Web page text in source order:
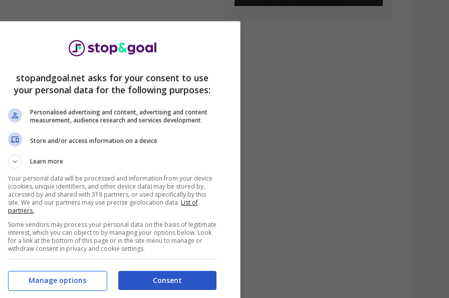
un colpo a centrocampo dal momento che come
gli addii di
questo colpo può arrivare da ogni reparto. Ed
, la Roma starebbe seriamente pensando ad
profilo che piace a José Mourinho perché
infatti, ed il portoghese ha bisogno di un
box ancora per molto e che il soloBelottinon
mossi per il polacco, prima che poi si
non sia la volta buona.
stopandgoal.net asks for your consent to use
your personal data for the following purposes:
Personalised advertising and content, advertising and content
measurement, audience research and services development
Store and/or access information on a device
Learn more
Your personal data will be processed and information from your device
(cookies, unique identifiers, and other device data) may be stored by,
accessed by and shared with 319 partners, or used specifically by this
site. We and our partners may use precise geolocation data. List of
partners.
Some vendors may process your personal data on the basis of legitimate
interest, which you can object to by managing your options below. Look
for a link at the bottom of this page or in the site menu to manage or
withdraw consent in privacy and cookie settings.
Consent
Manage options